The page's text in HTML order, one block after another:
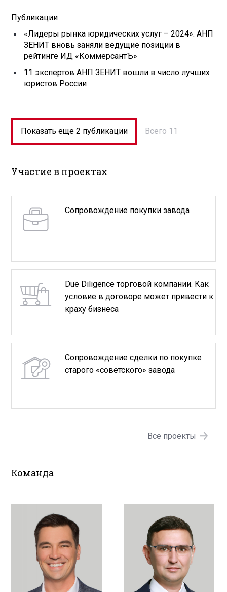
Публикации
«Лидеры рынка юридических услуг – 2024»: АНП
ЗЕНИТ вновь заняли ведущие позиции в
рейтинге ИД «КоммерсантЪ»
11 экспертов АНП ЗЕНИТ вошли в число лучших
юристов России
Показать еще 2 публикации Всего 11
Участие в проектах
Сопровождение покупки завода
Due Diligence торговой компании. Как
условие в договоре может привести к
краху бизнеса
Сопровождение сделки по покупке
старого «советского» завода
Все проекты
Команда